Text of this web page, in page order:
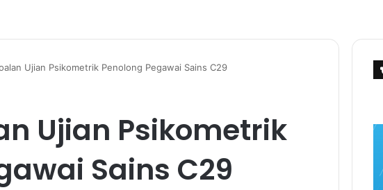
Ujian Psikometrik Penolong Pegawai Sains C29
Ujian Psikometrik
Sains C29